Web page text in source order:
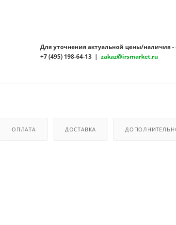
Для уточнения актуальной цены/наличия
+7 (495) 198-64-13 |zakaz@irsmarket.ru
ОПЛАТА ДОСТАВКА